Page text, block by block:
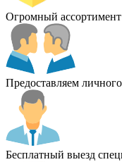
Огромный ассортимент
Предоставляем
Бесплатный выезд